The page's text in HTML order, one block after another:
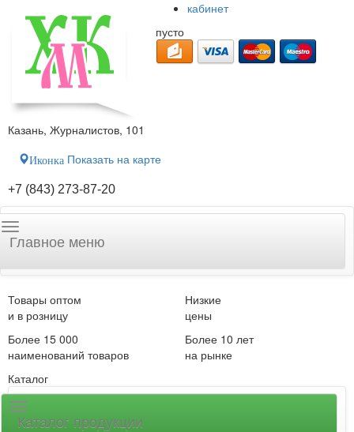
кабинет
пусто
Казань, Журналистов, 101
Иконка Показать на карте
+7 (843) 273-87-20
Главное меню
Товары оптом
и в розницу
Низкие
цены
Более 15 000
наименований товаров
Более 10 лет
на рынке
Каталог
Каталог продукции